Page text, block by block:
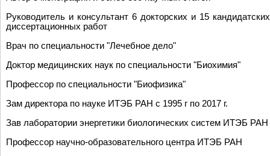
Руководитель и консультант 6 докторских и 15 кандидатских
диссертационных работ
Врач по специальности "Лечебное дело"
Доктор медицинских наук по специальности "Биохимия"
Профессор по специальности "Биофизика"
Зам директора по науке ИТЭБ РАН с 1995 г по 2017 г.
Зав лаборатории энергетики биологических систем ИТЭБ РАН
Профессор научно-образовательного центра ИТЭБ РАН